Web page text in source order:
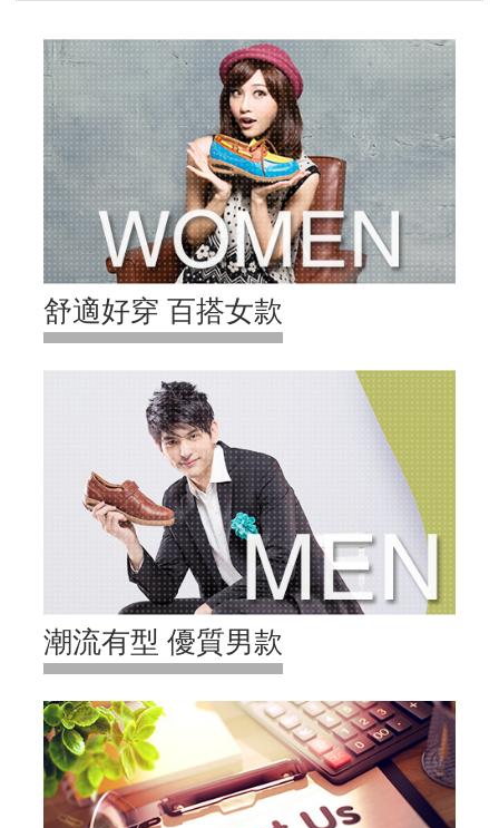
舒適好穿 百搭女款
潮流有型 優質男款